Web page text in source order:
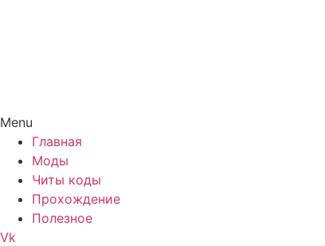
Menu
Главная
Моды
Читы коды
Прохождение
Полезное
Vk